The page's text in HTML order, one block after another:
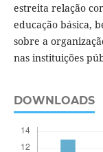
estreita relação
educação básica,
sobre a
nas instituições
DOWNLOADS